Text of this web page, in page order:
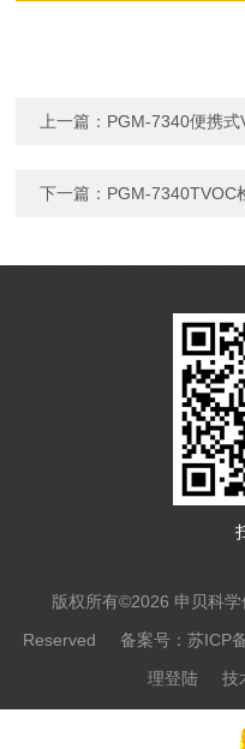
上一篇： PGM-7340便携式
下一篇： PGM-7340TVOC
版权所有©2026 申贝科
Reserved备案号：苏ICP
理登陆技术